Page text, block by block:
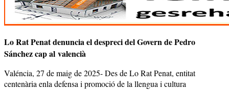
Lo Rat Penat denuncia el despreci del Govern de Pedro
Sánchez cap al valencià
Valéncia, 27 de maig de 2025- Des de Lo Rat Penat, entitat
centenària enla defensa i promoció de la llengua i cultura